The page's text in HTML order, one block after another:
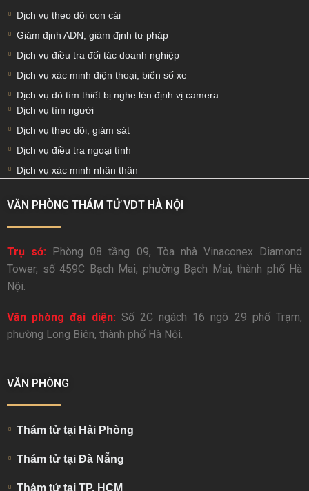
Dịch vụ theo dõi con cái
Giám định ADN, giám định tư pháp
Dịch vụ điều tra đối tác doanh nghiệp
Dịch vụ xác minh điện thoại, biển số xe
Dịch vụ dò tìm thiết bị nghe lén định vị camera
Dịch vụ tìm người
Dịch vụ theo dõi, giám sát
Dịch vụ điều tra ngoại tình
Dịch vụ xác minh nhân thân
VĂN PHÒNG THÁM TỬ VDT HÀ NỘI
Trụ sở: Phòng 08 tầng 09, Tòa nhà Vinaconex Diamond
Tower, số 459C Bạch Mai, phường Bạch Mai, thành phố Hà
Nội.
Văn phòng đại diện: Số 2C ngách 16 ngõ 29 phố Trạm,
phường Long Biên, thành phố Hà Nội.
VĂN PHÒNG
Thám tử tại Hải Phòng
Thám tử tại Đà Nẵng
Thám tử tại TP. HCM